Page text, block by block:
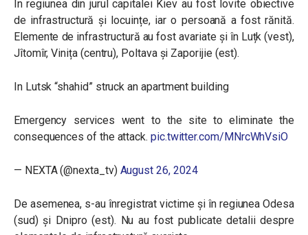
În regiunea din jurul capitalei Kiev au fost lovite obiective
de infrastructură și locuințe, iar o persoană a fost rănită.
Elemente de infrastructură au fost avariate și în Luțk (vest),
Jîtomîr, Vinița (centru), Poltava și Zaporijie (est).
In Lutsk “shahid” struck an apartment building
Emergency services went to the site to eliminate the
consequences of the attack. pic.twitter.com/MNrcWhVsiO
— NEXTA (@nexta_tv) August 26, 2024
De asemenea, s-au înregistrat victime și în regiunea Odesa
(sud) și Dnipro (est). Nu au fost publicate detalii despre